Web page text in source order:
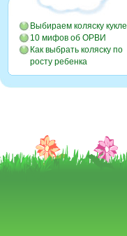
Выбираем коляску кукле
10 мифов об ОРВИ
Как выбрать коляску по
росту ребенка